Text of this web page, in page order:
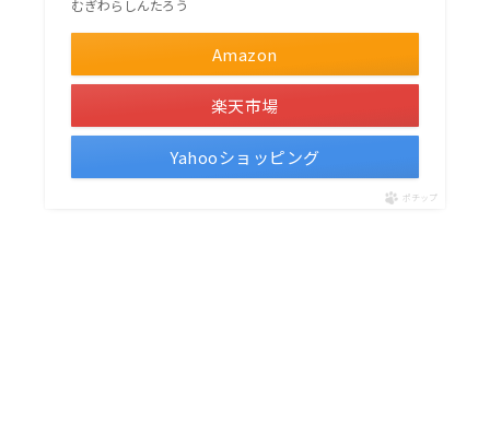
むぎわらしんたろう
Amazon
楽天市場
Yahooショッピング
ポチップ